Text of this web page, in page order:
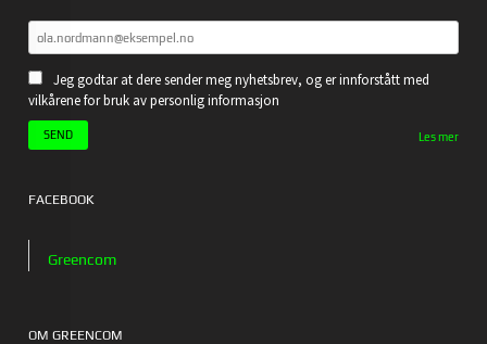
Jeg godtar at dere sender meg nyhetsbrev, og er innforstått med
vilkårene for bruk av personlig informasjon
Les mer
FACEBOOK
Greencom
OM GREENCOM